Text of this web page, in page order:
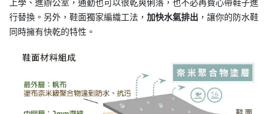
上學、進辦公室，通勤也可以很乾爽俐落，也不必再費心帶鞋子進
行替換。另外，鞋面獨家編織工法， 加快水氣排出 ，讓你的防水鞋
同時擁有快乾的特性。